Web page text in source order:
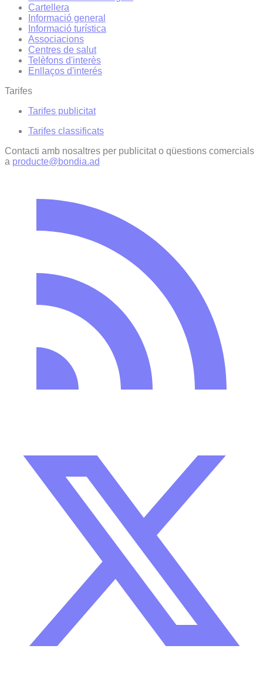
Cartellera
Informació general
Informació turística
Associacions
Centres de salut
Telèfons d'interès
Enllaços d'interés
Tarifes
Tarifes publicitat
Tarifes classificats
Contacti amb nosaltres per publicitat o qüestions comercials
a producte@bondia.ad